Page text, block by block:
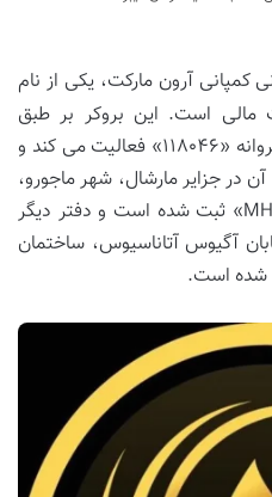
کمپانی آرون مارکت، یکی از نام‌
مالی است. این بروکر بر طبق
قوانین جزایر مارشال و با شماره پروانه «۱۱۸۰۴۶» فعالیت می‌ کند و
در جزایر مارشال، شهر ماجورو،
جاده آجیلتک به شماره «MH96960» ثبت شده است و دفتر دیگر
آگیوس آتاناسیوس، ساختمان